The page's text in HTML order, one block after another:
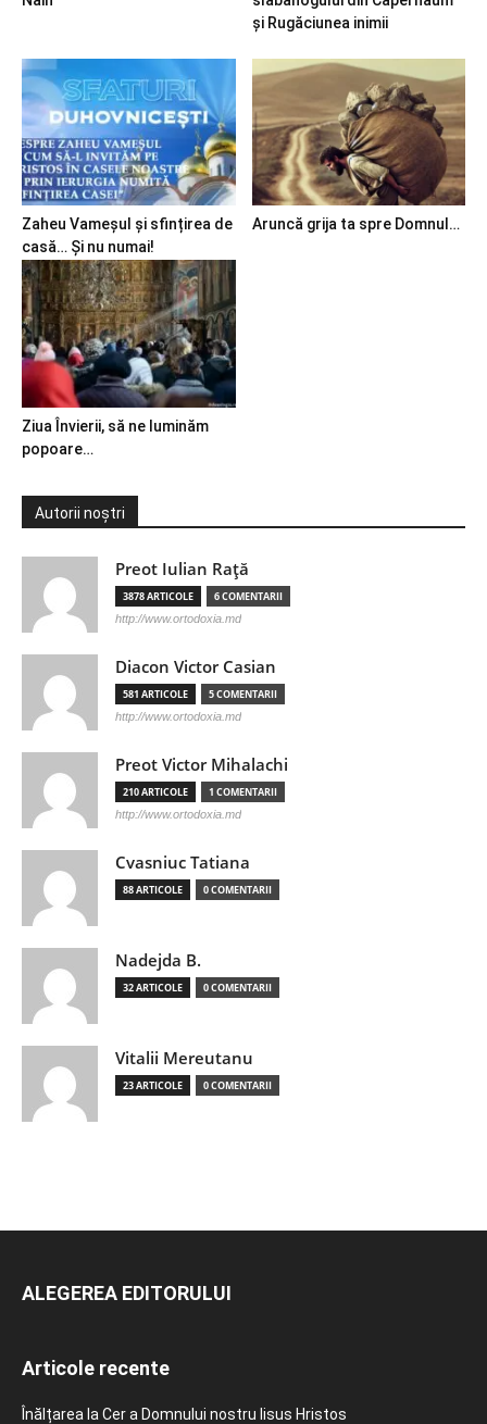
și Rugăciunea inimii
Zaheu Vameșul și sfințirea de
casă… Și nu numai!
Aruncă grija ta spre Domnul…
Ziua Învierii, să ne luminăm
popoare…
Autorii noștri
Preot Iulian Raţă
3878 ARTICOLE 6 COMENTARII
http://www.ortodoxia.md
Diacon Victor Casian
581 ARTICOLE 5 COMENTARII
http://www.ortodoxia.md
Preot Victor Mihalachi
210 ARTICOLE 1 COMENTARII
http://www.ortodoxia.md
Cvasniuc Tatiana
88 ARTICOLE 0 COMENTARII
Nadejda B.
32 ARTICOLE 0 COMENTARII
Vitalii Mereutanu
23 ARTICOLE 0 COMENTARII
ALEGEREA EDITORULUI
Articole recente
Înălțarea la Cer a Domnului nostru Iisus Hristos